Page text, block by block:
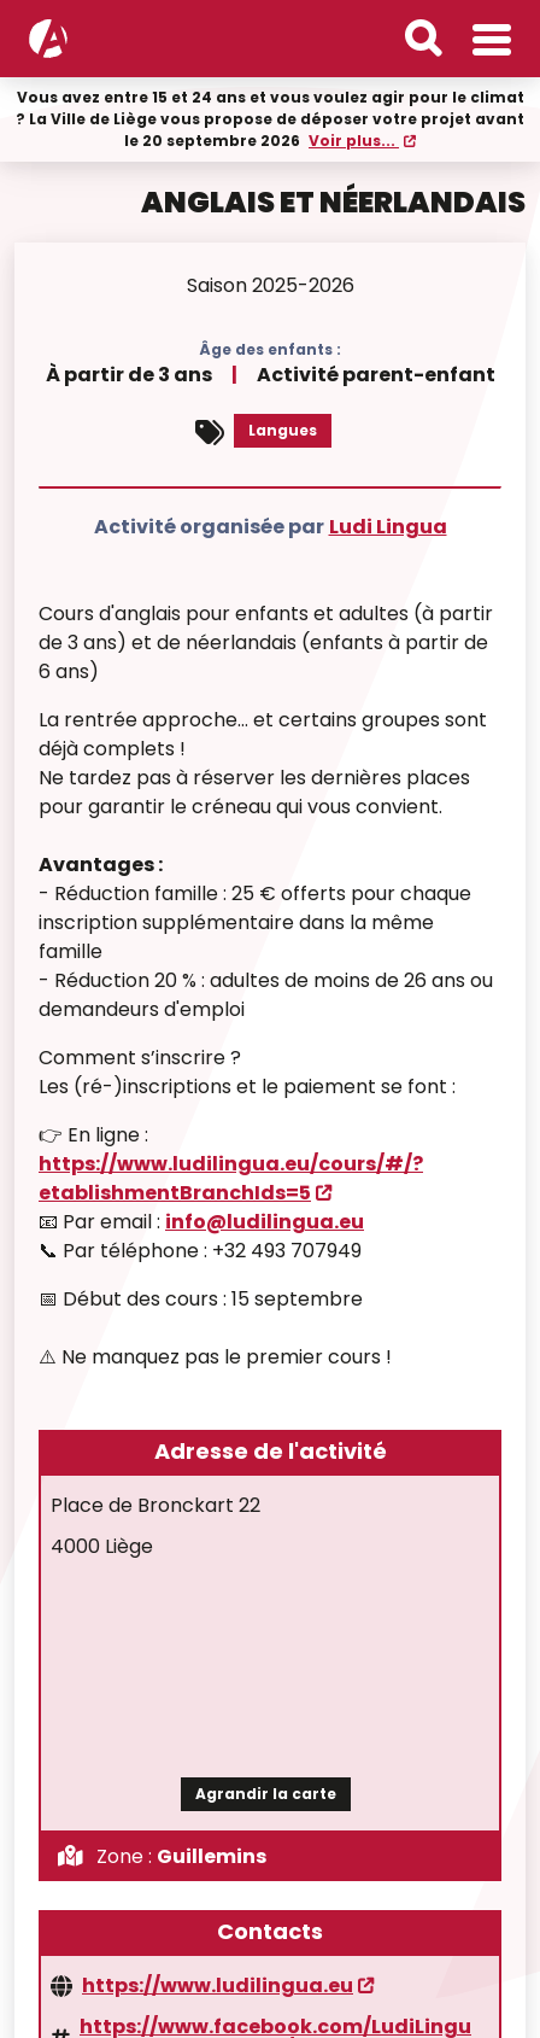
Vous avez entre 15 et 24 ans et vous voulez agir pour le climat
? La Ville de Liège vous propose de déposer votre projet avant
le 20 septembre 2026 Voir plus...
ANGLAIS ET NÉERLANDAIS
Saison 2025-2026
Âge des enfants :
À partir de 3 ans | Activité parent-enfant
Langues
Activité organisée par Ludi Lingua
Cours d'anglais pour enfants et adultes (à partir
de 3 ans) et de néerlandais (enfants à partir de
6 ans)
La rentrée approche… et certains groupes sont
déjà complets !
Ne tardez pas à réserver les dernières places
pour garantir le créneau qui vous convient.
Avantages :
- Réduction famille : 25 € offerts pour chaque
inscription supplémentaire dans la même
famille
- Réduction 20 % : adultes de moins de 26 ans ou
demandeurs d'emploi
Comment s’inscrire ?
Les (ré-)inscriptions et le paiement se font :
👉 En ligne :
https://www.ludilingua.eu/cours/#/?
etablishmentBranchIds=5
📧 Par email : info@ludilingua.eu
📞 Par téléphone : +32 493 707949
📅 Début des cours : 15 septembre
⚠️ Ne manquez pas le premier cours !
Adresse de l'activité
Place de Bronckart 22
4000 Liège
Agrandir la carte
Zone : Guillemins
Contacts
https://www.ludilingua.eu
https://www.facebook.com/LudiLingu